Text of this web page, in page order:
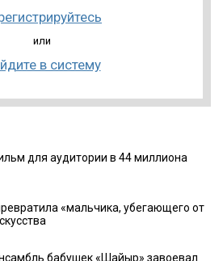
или
в систему
для аудитории в 44 миллиона
«мальчика, убегающего от
бабушек «Шайыр» завоевал